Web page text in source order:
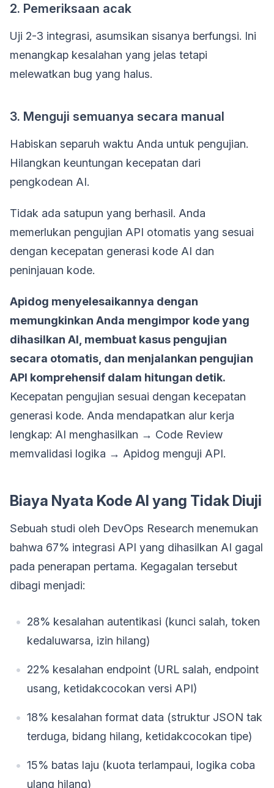
2. Pemeriksaan acak
Uji 2-3 integrasi, asumsikan sisanya berfungsi. Ini
menangkap kesalahan yang jelas tetapi
melewatkan bug yang halus.
3. Menguji semuanya secara manual
Habiskan separuh waktu Anda untuk pengujian.
Hilangkan keuntungan kecepatan dari
pengkodean AI.
Tidak ada satupun yang berhasil. Anda
memerlukan pengujian API otomatis yang sesuai
dengan kecepatan generasi kode AI dan
peninjauan kode.
Apidog menyelesaikannya dengan
memungkinkan Anda mengimpor kode yang
dihasilkan AI, membuat kasus pengujian
secara otomatis, dan menjalankan pengujian
API komprehensif dalam hitungan detik.
Kecepatan pengujian sesuai dengan kecepatan
generasi kode. Anda mendapatkan alur kerja
lengkap: AI menghasilkan → Code Review
memvalidasi logika → Apidog menguji API.
Biaya Nyata Kode AI yang Tidak Diuji
Sebuah studi oleh DevOps Research menemukan
bahwa 67% integrasi API yang dihasilkan AI gagal
pada penerapan pertama. Kegagalan tersebut
dibagi menjadi:
28% kesalahan autentikasi (kunci salah, token
kedaluwarsa, izin hilang)
22% kesalahan endpoint (URL salah, endpoint
usang, ketidakcocokan versi API)
18% kesalahan format data (struktur JSON tak
terduga, bidang hilang, ketidakcocokan tipe)
15% batas laju (kuota terlampaui, logika coba
ulang hilang)